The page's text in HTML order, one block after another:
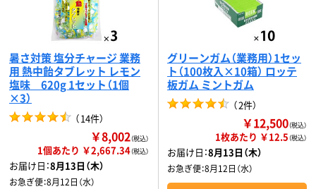
暑さ対策 塩分チャージ 業務
用 熱中飴タブレット レモン
塩味 620g 1セット（1個
×3）
（14件）
￥8,002（税込）
1個あたり ￥2,667.34（税込）
お届け日：8月13日（木）
お急ぎ便：8月12日（水）
グリーンガム（業務用）1セッ
ト（100枚入×10箱） ロッテ
板ガム ミントガム
（2件）
￥12,500（税込）
1枚あたり ￥12.5（税込）
お届け日：8月13日（木）
お急ぎ便：8月12日（水）